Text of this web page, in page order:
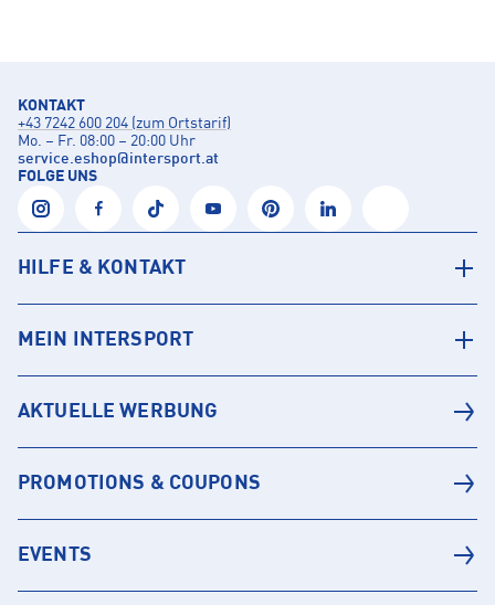
KONTAKT
+43 7242 600 204 (zum Ortstarif)
Mo. – Fr. 08:00 – 20:00 Uhr
service.eshop@intersport.at
FOLGE UNS
HILFE & KONTAKT
MEIN INTERSPORT
AKTUELLE WERBUNG
PROMOTIONS & COUPONS
EVENTS